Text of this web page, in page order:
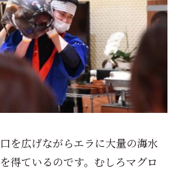
を広げながらエラに大量の海水
得ているのです。むしろマグロ